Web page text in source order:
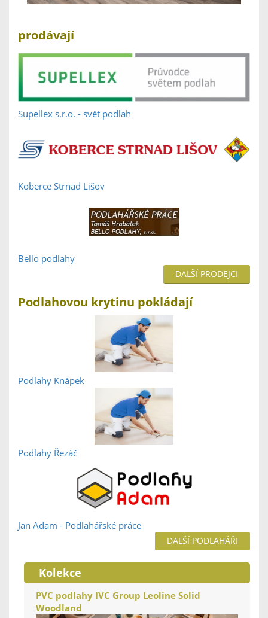
prodávají
Supellex s.r.o. - svět podlah
Koberce Strnad Lišov
Bello podlahy
DALŠÍ PRODEJCI
Podlahovou krytinu pokládají
Podlahy Knápek
Podlahy Řezáč
Jan Adam - Podlahářské práce
DALŠÍ PODLAHÁŘI
Kolekce
PVC podlahy IVC Group Leoline Solid
Woodland